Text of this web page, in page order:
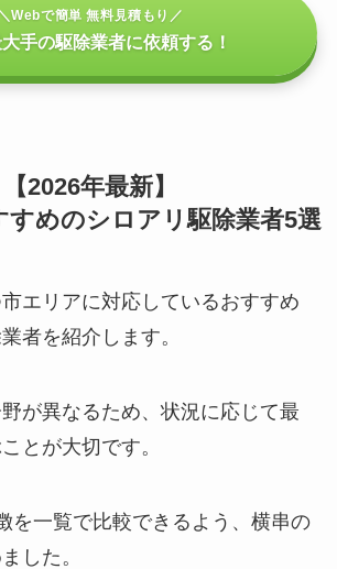
＼Webで簡単 無料見積もり／
手の駆除業者に依頼する！
【2026年最新】
すめのシロアリ駆除業者5選
エリアに対応しているおすすめ
者を紹介します。
が異なるため、状況に応じて最
とが大切です。
を一覧で比較できるよう、横串の
した。